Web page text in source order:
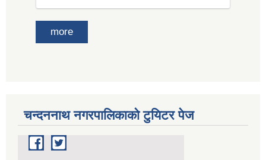
more
चन्दननाथ नगरपालिकाको टुयिटर पेज